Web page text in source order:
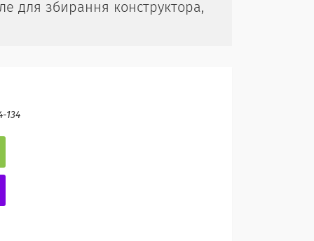
для збирання конструктора,
134